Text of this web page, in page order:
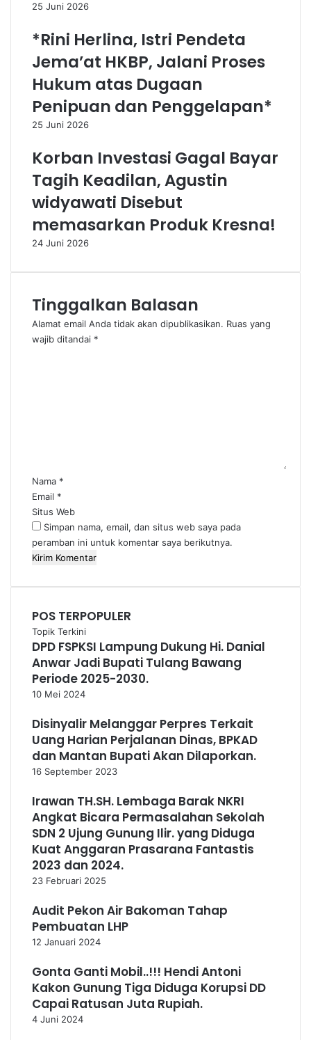
25 Juni 2026
*Rini Herlina, Istri Pendeta
Jema’at HKBP, Jalani Proses
Hukum atas Dugaan
Penipuan dan Penggelapan*
25 Juni 2026
Korban Investasi Gagal Bayar
Tagih Keadilan, Agustin
widyawati Disebut
memasarkan Produk Kresna!
24 Juni 2026
Tinggalkan Balasan
Alamat email Anda tidak akan dipublikasikan. Ruas yang
wajib ditandai *
*Nama *
Email *
Situs Web
Simpan nama, email, dan situs web saya pada
peramban ini untuk komentar saya berikutnya.
POS TERPOPULER
Topik Terkini
DPD FSPKSI Lampung Dukung Hi. Danial
Anwar Jadi Bupati Tulang Bawang
Periode 2025-2030.
10 Mei 2024
Disinyalir Melanggar Perpres Terkait
Uang Harian Perjalanan Dinas, BPKAD
dan Mantan Bupati Akan Dilaporkan.
16 September 2023
Irawan TH.SH. Lembaga Barak NKRI
Angkat Bicara Permasalahan Sekolah
SDN 2 Ujung Gunung Ilir. yang Diduga
Kuat Anggaran Prasarana Fantastis
2023 dan 2024.
23 Februari 2025
Audit Pekon Air Bakoman Tahap
Pembuatan LHP
12 Januari 2024
Gonta Ganti Mobil..!!! Hendi Antoni
Kakon Gunung Tiga Diduga Korupsi DD
Capai Ratusan Juta Rupiah.
4 Juni 2024